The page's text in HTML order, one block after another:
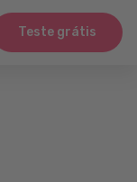
Teste grátis